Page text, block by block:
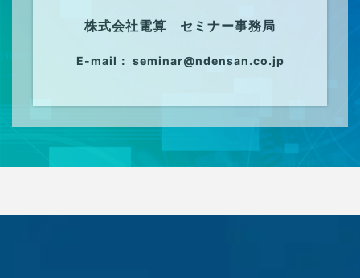
株式会社電算 セミナー事務局
E-mail： seminar@ndensan.co.jp